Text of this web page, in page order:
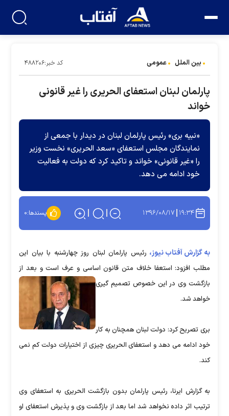
بین الملل عمومی کد خبر:۴۸۸۲۰۶
پارلمان لبنان استعفای الحریری را غیر قانونی
خواند
«نبیه بری» رئیس پارلمان لبنان در دیدار با جمعی از
نمایندگان مجلس استعفای «سعد الحریری» نخست وزیر
را «غیر قانونی» خواند و تاکید کرد که دولت به فعالیت
خود ادامه می دهد.
۱۹:۳۴ ۱۳۹۶/۰۸/۱۷ پسندها:۰
به گزارش آفتاب نیوز، رئیس پارلمان لبنان روز چهارشنبه با بیان این
مطلب افزود: استعفا خلاف متن قانون اساسی و عرف است و بعد از
بازگشت وی در این خصوص تصمیم گیری
خواهد شد.
بری تصریح کرد: دولت لبنان همچنان به کار
خود ادامه می دهد و استعفای الحریری چیزی از اختیارات دولت کم نمی
کند.
به گزارش ایرنا، رئیس پارلمان بدون بازگشت الحریری به استعفای وی
ترتیب اثر داده نخواهد شد اما بعد از بازگشت وی و پذیرش استعفای او